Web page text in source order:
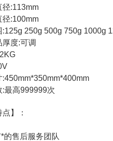
径:113mm
径:100mm
:125g 250g 500g 750g 1000g
度:可调
:450mm*350mm*400mm
:最高999999次
点】：
售后服务团队